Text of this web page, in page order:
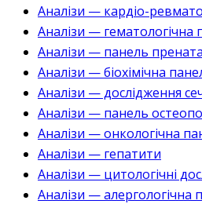
Аналізи — кардіо-
Аналізи — гематологічна
Аналізи — панель
Аналізи — біохімічна
Аналізи — дослідження
Аналізи — панель
Аналізи — онкологічна
Аналізи — гепатити
Аналізи — цитологічні
Аналізи — алергологічна